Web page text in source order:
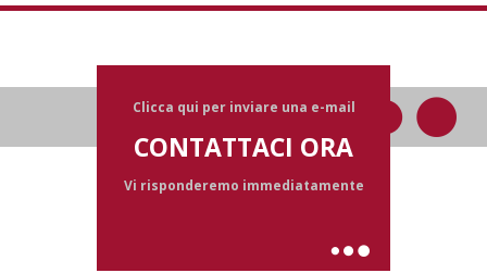
Clicca qui per inviare una e-mail
CONTATTACI ORA
Vi risponderemo immediatamente